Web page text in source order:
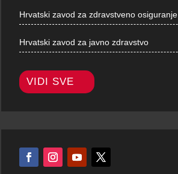
Hrvatski zavod za zdravstveno osiguranje
Hrvatski zavod za javno zdravstvo
VIDI SVE